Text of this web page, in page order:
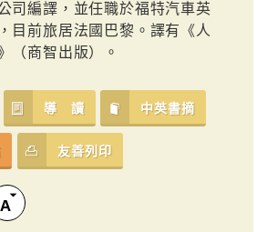
司編譯，並任職於福特汽車英
目前旅居法國巴黎。譯有《人
（商智出版）。
導 讀 中英書摘
友善列印